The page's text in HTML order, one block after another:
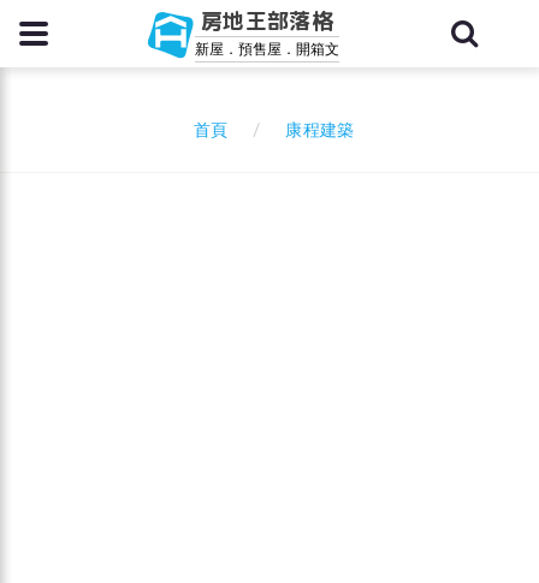
房地王部落格
新屋．預售屋．開箱文
首頁 康程建築